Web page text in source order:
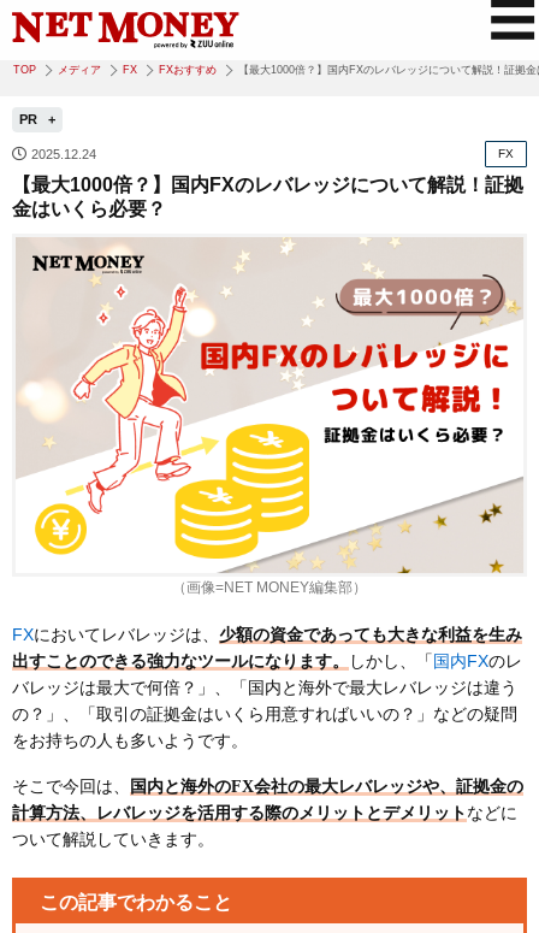
TOP メディア FX FXおすすめ 【最大1000倍？】国内FXのレバレッジについて解説！証拠
PR
2025.12.24 FX
【最大1000倍？】国内FXのレバレッジについて解説！証拠
金はいくら必要？
（画像=NET MONEY編集部）
FXにおいてレバレッジは、 少額の資金であっても大きな利益を生み
出すことのできる強力なツールになります。
しかし、「 国内FXのレ
バレッジは最大で何倍？」、「国内と海外で最大レバレッジは違う
の？」、「取引の証拠金はいくら用意すればいいの？」などの疑問
をお持ちの人も多いようです。
そこで今回は、
国内と海外のFX会社の最大レバレッジや、証拠金の
計算方法、レバレッジを活用する際のメリットとデメリット などに
ついて解説していきます。
この記事でわかること